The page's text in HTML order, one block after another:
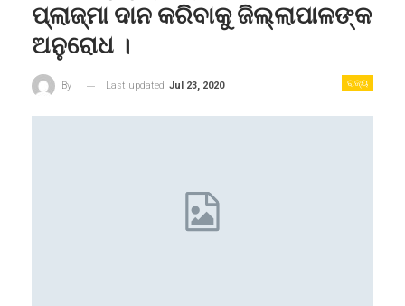
ପ୍ଲାଜ୍ମା ଦାନ କରିବାକୁ ଜିଲ୍ଲାପାଳଙ୍କ
ଅନୁରୋଧ ।
ରାଜ୍ୟ
By Last updated Jul 23, 2020